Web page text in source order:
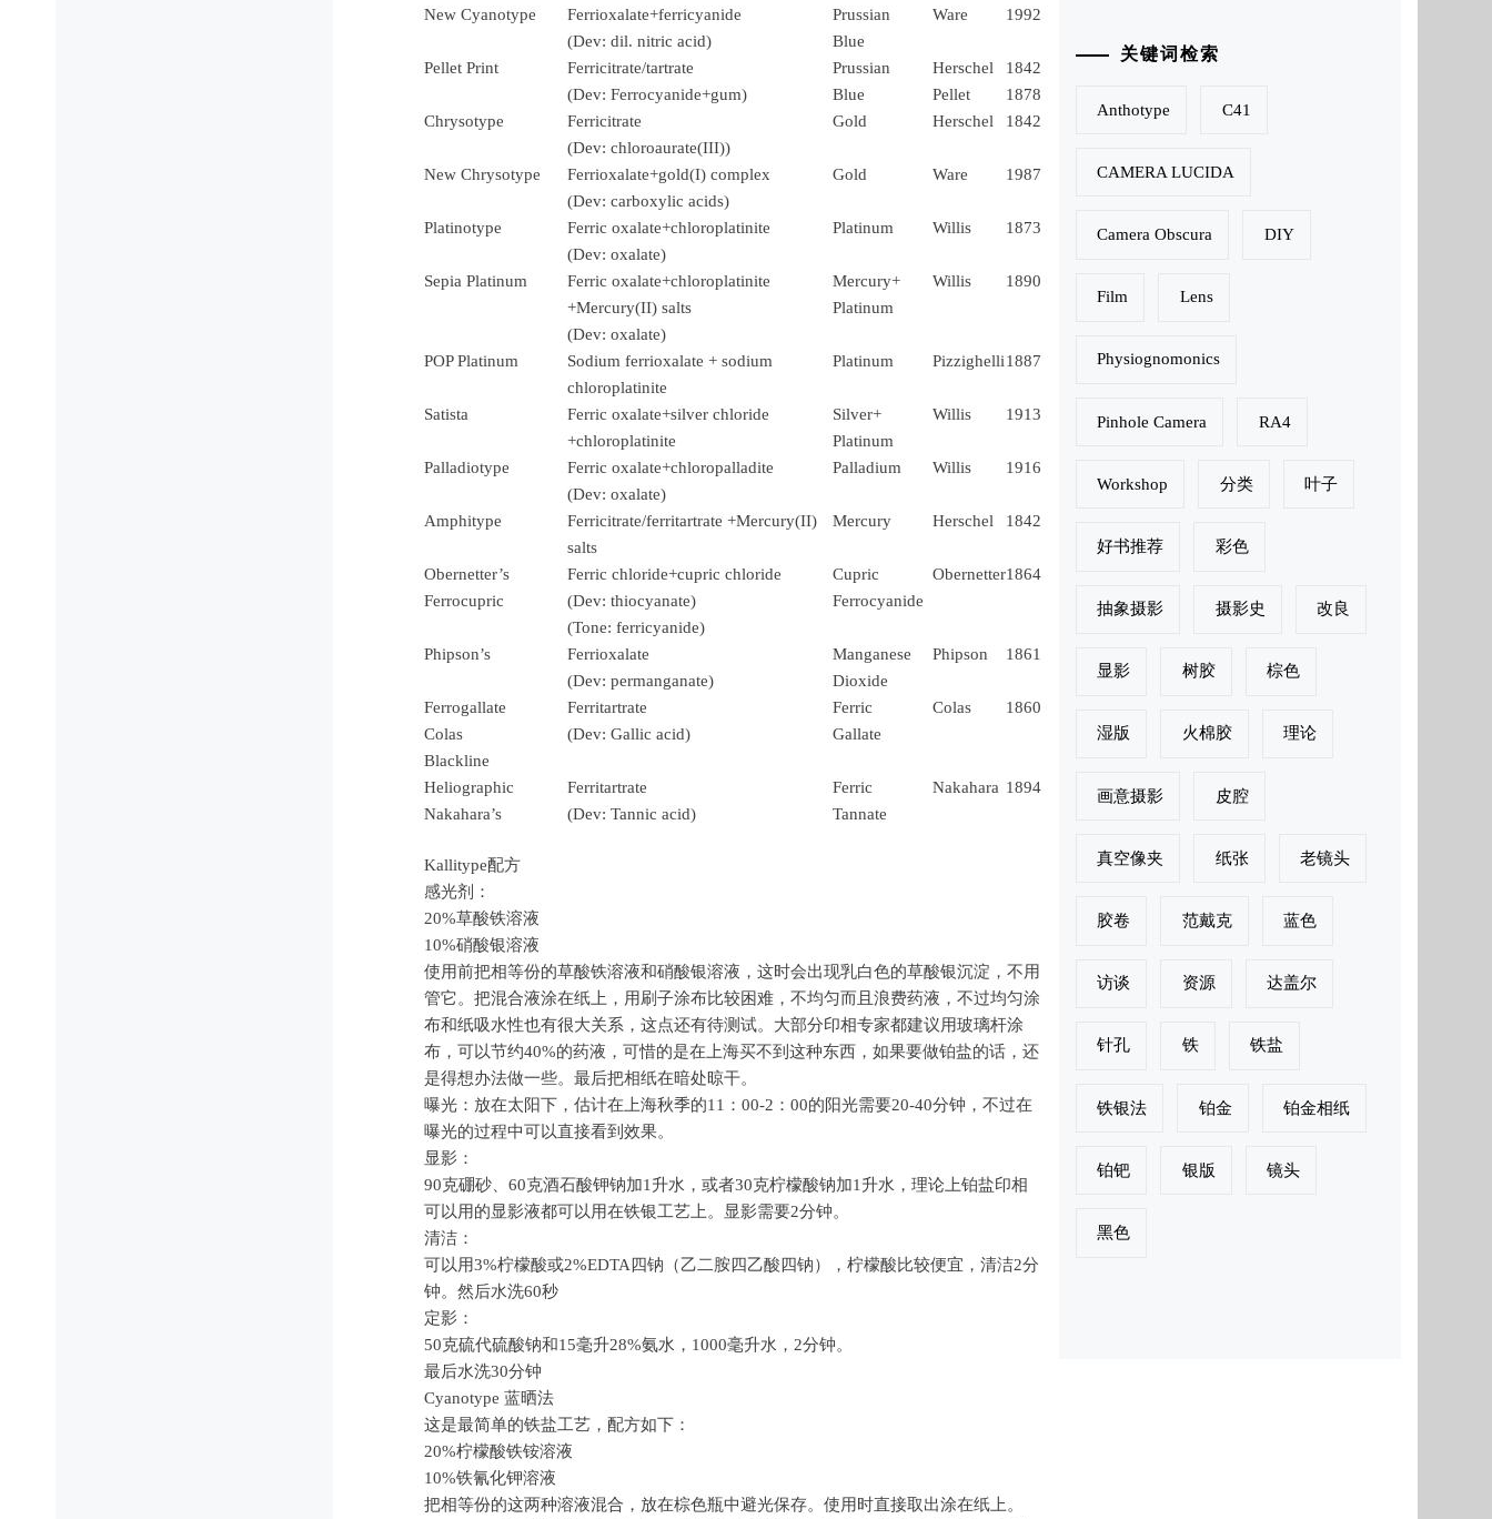
New Cyanotype
Ferrioxalate+ferricyanide
(Dev: dil. nitric acid)
Prussian
Blue
Ware 1992
Pellet Print
Ferricitrate/tartrate
(Dev: Ferrocyanide+gum)
Prussian
Blue
Herschel
Pellet
1842
1878
Chrysotype
Ferricitrate
(Dev: chloroaurate(III))
Gold Herschel 1842
New Chrysotype
Ferrioxalate+gold(I) complex
(Dev: carboxylic acids)
Gold Ware 1987
Platinotype
Ferric oxalate+chloroplatinite
(Dev: oxalate)
Platinum Willis 1873
Sepia Platinum
Ferric oxalate+chloroplatinite
+Mercury(II) salts
(Dev: oxalate)
Mercury+
Platinum
Willis 1890
POP Platinum
Sodium ferrioxalate + sodium
chloroplatinite
Platinum Pizzighelli1887
Satista
Ferric oxalate+silver chloride
+chloroplatinite
Silver+
Platinum
Willis 1913
Palladiotype
Ferric oxalate+chloropalladite
(Dev: oxalate)
Palladium Willis 1916
Amphitype
Ferricitrate/ferritartrate +Mercury(II)
salts
Mercury Herschel 1842
Obernetter’s
Ferrocupric
Ferric chloride+cupric chloride
(Dev: thiocyanate)
(Tone: ferricyanide)
Cupric
Ferrocyanide
Obernetter1864
Phipson’s
Ferrioxalate
(Dev: permanganate)
Manganese
Dioxide
Phipson 1861
Ferrogallate
Colas
Blackline
Ferritartrate
(Dev: Gallic acid)
Ferric
Gallate
Colas 1860
Heliographic
Nakahara’s
Ferritartrate
(Dev: Tannic acid)
Ferric
Tannate
Nakahara 1894
Kallitype配方
感光剂：
20%草酸铁溶液
10%硝酸银溶液
使用前把相等份的草酸铁溶液和硝酸银溶液，这时会出现乳白色的草酸银沉淀，不用
管它。把混合液涂在纸上，用刷子涂布比较困难，不均匀而且浪费药液，不过均匀涂
布和纸吸水性也有很大关系，这点还有待测试。大部分印相专家都建议用玻璃杆涂
布，可以节约40%的药液，可惜的是在上海买不到这种东西，如果要做铂盐的话，还
是得想办法做一些。最后把相纸在暗处晾干。
曝光：放在太阳下，估计在上海秋季的11：00-2：00的阳光需要20-40分钟，不过在
曝光的过程中可以直接看到效果。
显影：
90克硼砂、60克酒石酸钾钠加1升水，或者30克柠檬酸钠加1升水，理论上铂盐印相
可以用的显影液都可以用在铁银工艺上。显影需要2分钟。
清洁：
可以用3%柠檬酸或2%EDTA四钠（乙二胺四乙酸四钠），柠檬酸比较便宜，清洁2分
钟。然后水洗60秒
定影：
50克硫代硫酸钠和15毫升28%氨水，1000毫升水，2分钟。
最后水洗30分钟
Cyanotype 蓝晒法
这是最简单的铁盐工艺，配方如下：
20%柠檬酸铁铵溶液
10%铁氰化钾溶液
把相等份的这两种溶液混合，放在棕色瓶中避光保存。使用时直接取出涂在纸上。
关键词检索
Anthotype C41
CAMERA LUCIDA
Camera Obscura DIY
Film Lens
Physiognomonics
Pinhole Camera RA4
Workshop 分类 叶子
好书推荐 彩色
抽象摄影 摄影史 改良
显影 树胶 棕色
湿版 火棉胶 理论
画意摄影 皮腔
真空像夹 纸张 老镜头
胶卷 范戴克 蓝色
访谈 资源 达盖尔
针孔 铁 铁盐
铁银法 铂金 铂金相纸
铂钯 银版 镜头
黑色